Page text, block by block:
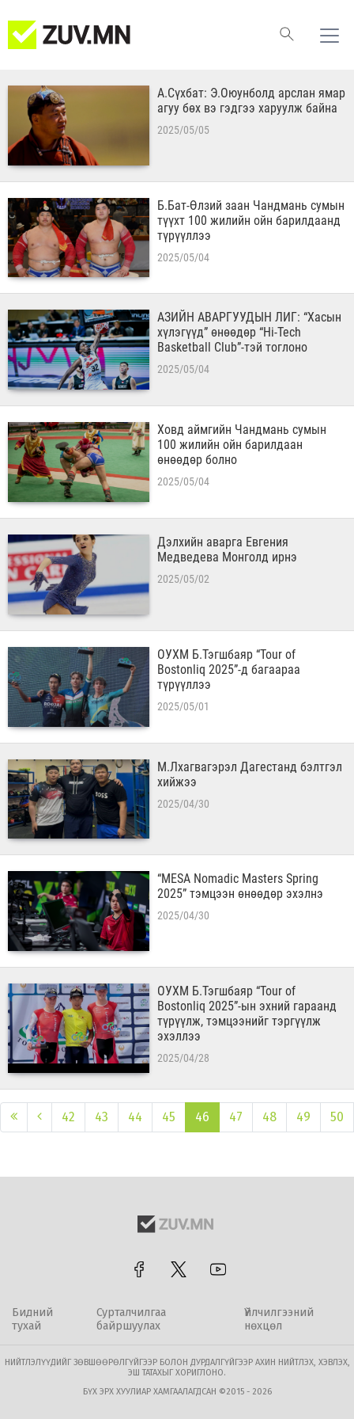
А.Сүхбат: Э.Оюунболд арслан ямар
агуу бөх вэ гэдгээ харуулж байна
2025/05/05
Б.Бат-Өлзий заан Чандмань сумын
түүхт 100 жилийн ойн барилдаанд
түрүүллээ
2025/05/04
АЗИЙН АВАРГУУДЫН ЛИГ: “Хасын
хүлэгүүд” өнөөдөр “Hi-Tech
Basketball Club”-тэй тоглоно
2025/05/04
Ховд аймгийн Чандмань сумын
100 жилийн ойн барилдаан
өнөөдөр болно
2025/05/04
Дэлхийн аварга Евгения
Медведева Монголд ирнэ
2025/05/02
ОУХМ Б.Тэгшбаяр “Tour of
Bostonliq 2025”-д багаараа
түрүүллээ
2025/05/01
М.Лхагвагэрэл Дагестанд бэлтгэл
хийжээ
2025/04/30
“MESA Nomadic Masters Spring
2025” тэмцээн өнөөдөр эхэлнэ
2025/04/30
ОУХМ Б.Тэгшбаяр “Tour of
Bostonliq 2025”-ын эхний гараанд
түрүүлж, тэмцээнийг тэргүүлж
эхэллээ
2025/04/28
42 43 44 45 46 47 48 49 50
Бидний
тухай
Сурталчилгаа
байршуулах
Үйлчилгээний
нөхцөл
НИЙТЛЭЛҮҮДИЙГ ЗӨВШӨӨРӨЛГҮЙГЭЭР БОЛОН ДУРДАЛГҮЙГЭЭР АХИН НИЙТЛЭХ, ХЭВЛЭХ,
ЭШ ТАТАХЫГ ХОРИГЛОНО.
БҮХ ЭРХ ХУУЛИАР ХАМГААЛАГДСАН ©2015 - 2026